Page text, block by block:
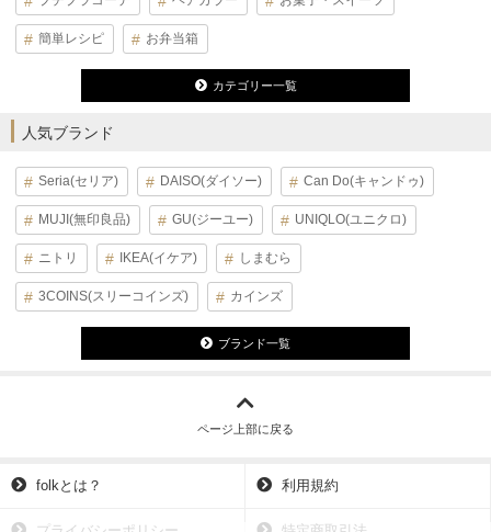
簡単レシピ お弁当箱
カテゴリー一覧
人気ブランド
Seria(セリア) DAISO(ダイソー) Can Do(キャンドゥ)
MUJI(無印良品) GU(ジーユー) UNIQLO(ユニクロ)
ニトリ IKEA(イケア) しまむら
3COINS(スリーコインズ) カインズ
ブランド一覧
ページ上部に戻る
folkとは？ 利用規約